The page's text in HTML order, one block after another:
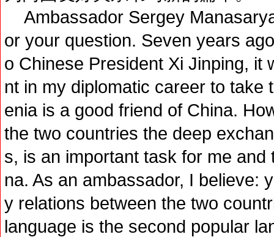
Ambassador Sergey
or your question. Seven years
o Chinese President Xi Jinping, it
nt in my diplomatic career to take
enia is a good friend of China.
the two countries the deep
s, is an important task for me
na. As an ambassador, I believe:
y relations between the two
language is the second popular